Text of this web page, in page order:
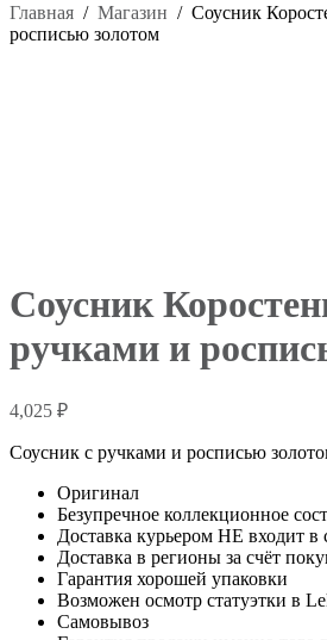
Главная / Магазин / Соусник
росписью золотом
Соусник
ручками и
4,025 ₽
Соусник с ручками и росписью
Оригинал
Безупречное коллекционное
Доставка курьером НЕ входит в
Доставка в регионы за счёт
Гарантия хорошей упаковки
Возможен осмотр статуэтки в
Самовывоз